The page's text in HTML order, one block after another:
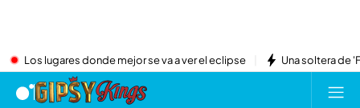
Los lugares donde mejor se va a ver el eclipse Una soltera de